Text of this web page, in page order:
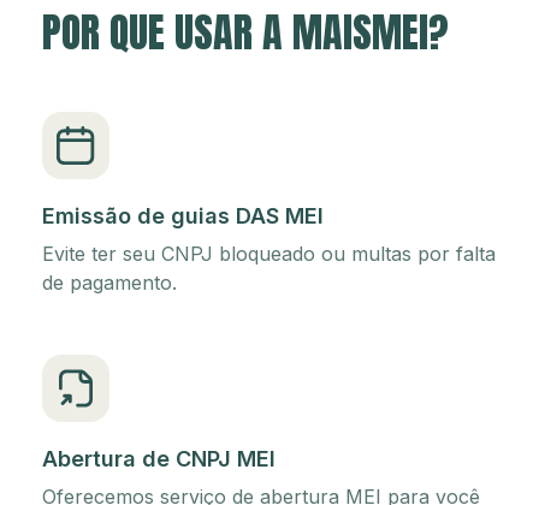
POR QUE USAR A MAISMEI?
Emissão de guias DAS MEI
Evite ter seu CNPJ bloqueado ou multas por falta
de pagamento.
Abertura de CNPJ MEI
Oferecemos serviço de abertura MEI para você